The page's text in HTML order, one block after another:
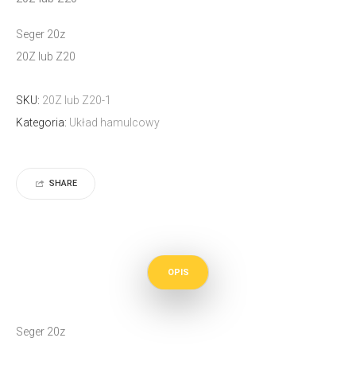
Seger 20z
20Z lub Z20
SKU: 20Z lub Z20-1
Kategoria: Układ hamulcowy
SHARE
OPIS
Seger 20z